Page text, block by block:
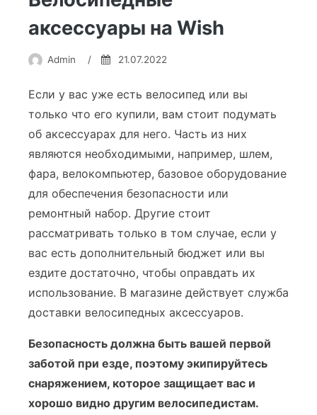
аксессуары на Wish
Admin / 21.07.2022
Если у вас уже есть велосипед или вы
только что его купили, вам стоит подумать
об аксессуарах для него. Часть из них
являются необходимыми, например, шлем,
фара, велокомпьютер, базовое оборудование
для обеспечения безопасности или
ремонтный набор. Другие стоит
рассматривать только в том случае, если у
вас есть дополнительный бюджет или вы
ездите достаточно, чтобы оправдать их
использование. В магазине действует служба
доставки велосипедных аксессуаров.
Безопасность должна быть вашей первой
заботой при езде, поэтому экипируйтесь
снаряжением, которое защищает вас и
хорошо видно другим велосипедистам.